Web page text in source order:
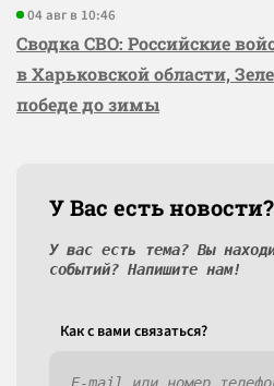
04 авг в 10:46
Сводка СВО: Российские
в Харьковской области,
победе до зимы
У Вас есть новости?
У вас есть тема? Вы
событий? Напишите нам!
Как c вами связаться?